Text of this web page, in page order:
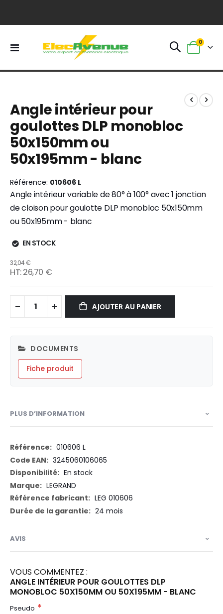
Basculer
Panier
0
the
end
of
the
images
gallery
the
beginning
of
the
images
gallery
Angle intérieur pour
goulottes DLP monobloc
50x150mm ou
50x195mm - blanc
Référence 010606 L
Angle intérieur variable de 80° à 100° avec 1 jonction
de cloison pour goulotte DLP monobloc 50x150mm
ou 50x195mm - blanc
EN STOCK
32,04 €
26,70 €
AJOUTER AU PANIER
DOCUMENTS
Fiche produit
PLUS D’INFORMATION
Plus
d’information
010606 L
3245060106065
En stock
LEGRAND
LEG 010606
24 mois
AVIS
VOUS COMMENTEZ :
ANGLE INTÉRIEUR POUR GOULOTTES DLP
MONOBLOC 50X150MM OU 50X195MM - BLANC
Pseudo